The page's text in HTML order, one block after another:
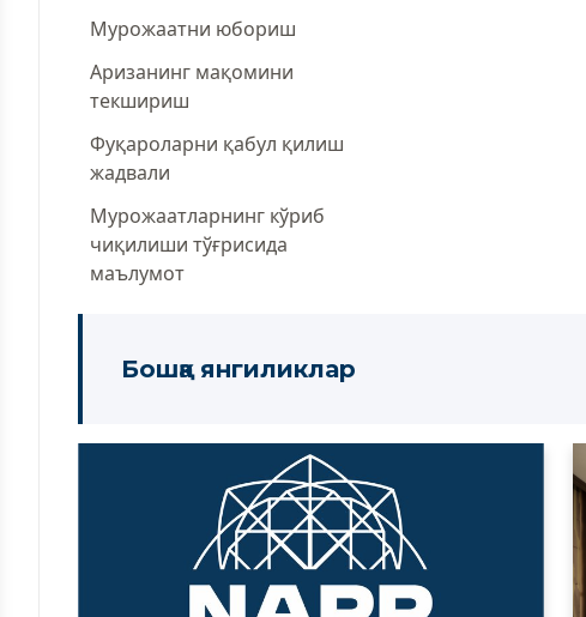
Мурожаатни юбориш
Аризанинг мақомини
текшириш
Фуқароларни қабул қилиш
жадвали
Мурожаатларнинг кўриб
чиқилиши тўғрисида
маълумот
Бошқа янгиликлар